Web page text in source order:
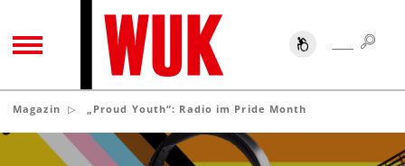
TOGGLE NAVIGATION SUCHE
Magazin „Proud Youth“: Radio im Pride Month
„Proud